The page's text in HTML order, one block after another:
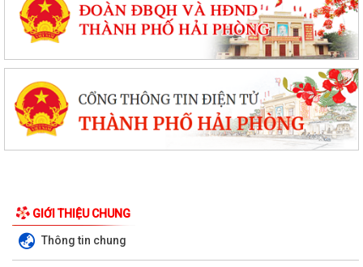
GIỚI THIỆU CHUNG
Thông tin chung